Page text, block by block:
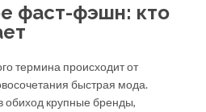
фаст-фэшн: кто
термина происходит от
быстрая мода.
обиход крупные бренды,